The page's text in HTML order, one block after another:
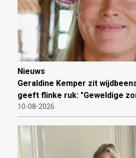
Nieuws
Geraldine Kemper zit
geeft flinke ruk: "Geweldige
10-08-2026